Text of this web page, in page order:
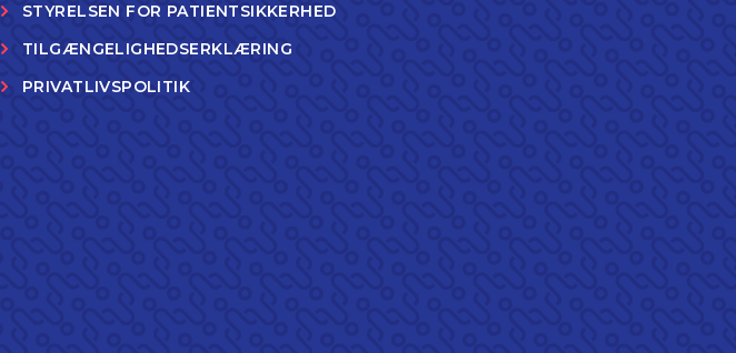
STYRELSEN FOR PATIENTSIKKERHED
TILGÆNGELIGHEDSERKLÆRING
PRIVATLIVSPOLITIK